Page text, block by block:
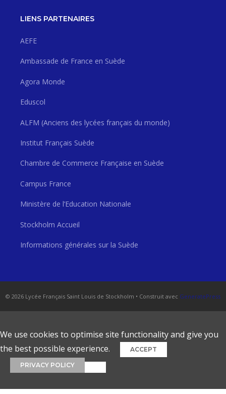
LIENS PARTENAIRES
AEFE
Ambassade de France en Suède
Agora Monde
Eduscol
ALFM (Anciens des lycées français du monde)
Institut Français Suède
Chambre de Commerce Française en Suède
Campus France
Ministère de l’Education Nationale
Stockholm Accueil
Informations générales sur la Suède
© 2026 Lycée Français Saint Louis de Stockholm • Construit avec GeneratePress
We use cookies to optimise site functionality and give you
the best possible experience.
ACCEPT
PRIVACY POLICY